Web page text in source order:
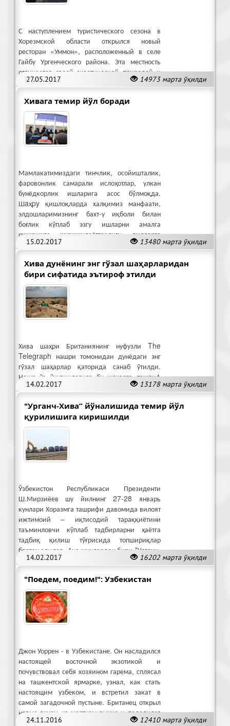
27.05.2017 14973 марта ўқилди
С наступлением туристического сезона в
Хорезмской области открылся новый
ресторан «Уммон», расположенный в селе
Гайбу Ургенческого района. Эта местность
отличается своей экзотической природой и
чистым воздухом.
Хивага темир йўл боради
15.02.2017 13480 марта ўқилди
Мамлакатимиздаги тинчлик, осойишталик,
фаровонлик самарали ислоҳотлар, улкан
бунёдкорлик ишларига асос бўлмоқда.
Шaҳpy қишлоқларда халқимиз манфаати,
элдошларимизнинг бахт-у иқболи билан
боғлик кўплаб эзгу ишларни амалга
оширишга киришилаётганлиги дилларга
қувонч бағишлайди.
Хива дунёнинг энг гўзал шаҳарларидан
бири сифатида эътироф этилди
14.02.2017 13178 марта ўқилди
Хива шаҳри Британиянинг нуфузли The
Telegraph нашри томонидан дунёдаги энг
гўзал шаҳарлар қаторида санаб ўтилди.
Нашр ўз ўқувчиларига бу шаҳарга ташриф
буюришни тавсия этиб ўтган.
"Урганч-Хива” йўналишида темир йўл
қурилишига киришилди
14.02.2017 16202 марта ўқилди
Ўзбекистон Республикаси Президенти
Ш.Мирзиёев шу йилнинг 27-28 январь
кунлари Хоразмга ташрифи давомида вилоят
ижтимоий – иқтисодий тараққиётини
таъминловчи кўплаб тадбирларни ҳаётга
тадбиқ қилиш тўғрисида топшириқлар
берган эдилар. Ана шунлардан бири "Урганч-
Хива” йўналишида темир йўл қурилиши эди.
"Поедем, поедим!": Узбекистан
24.11.2016 12410 марта ўқилди
Джон Уоррен - в Узбекистане. Он насладился
настоящей восточной экзотикой и
почувствовал себя хозяином гарема, сплясал
на ташкентской ярмарке, узнал, как стать
настоящим узбеком, и встретил закат в
самой загадочной пустыне. Британец открыл
новые вкусы на местном рынке и поделился
рецептом вкуснейшего лагмана.